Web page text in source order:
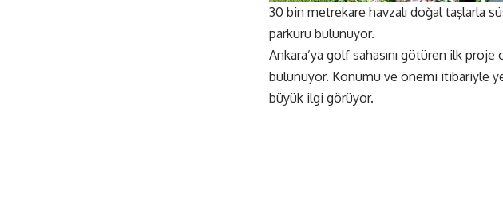
30 bin metrekare havzalı doğal taşlarla
parkuru bulunuyor.
Ankara’ya golf sahasını götüren ilk proje
bulunuyor. Konumu ve önemi itibariyle
büyük ilgi görüyor.